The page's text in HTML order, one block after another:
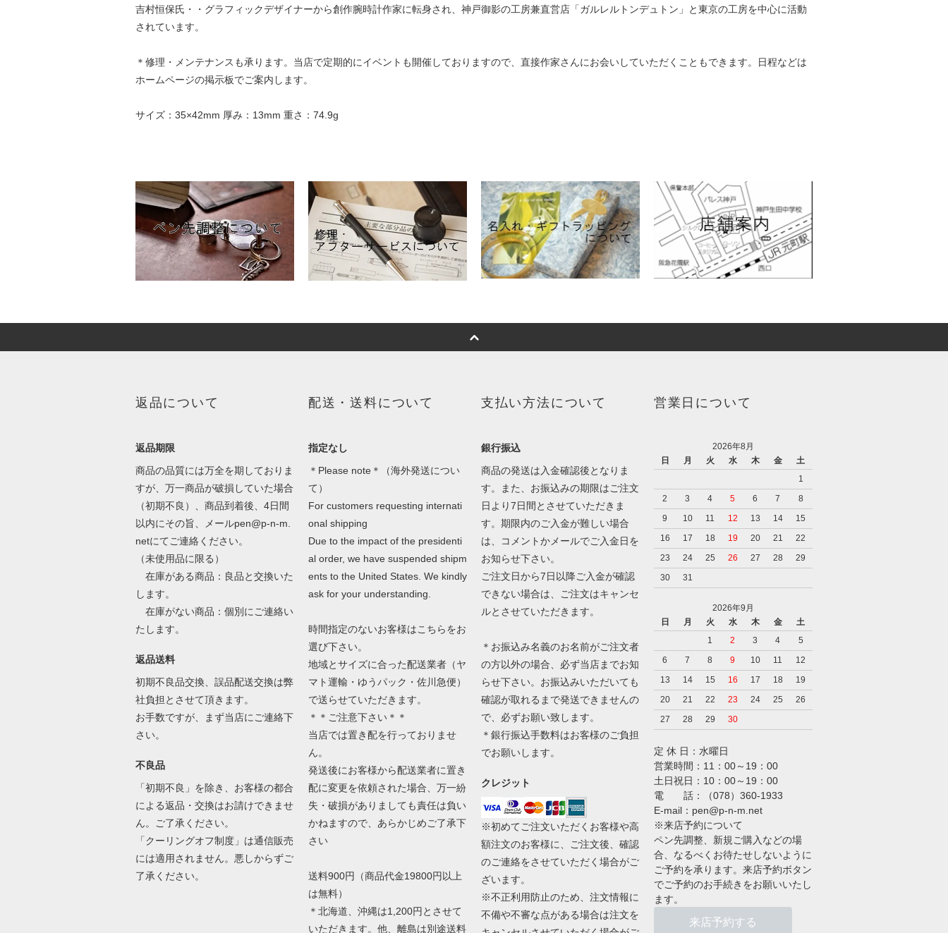
吉村恒保氏・・グラフィックデザイナーから創作腕時計作家に転身され、神戸御影の工房兼直営店「ガルレルトンデュトン」と東京の工房を中心に活動
されています。
＊修理・メンテナンスも承ります。当店で定期的にイベントも開催しておりますので、直接作家さんにお会いしていただくこともできます。日程などは
ホームページの掲示板でご案内します。
サイズ：35×42mm 厚み：13mm 重さ：74.9g
返品について
返品期限
商品の品質には万全を期しておりま
すが、万一商品が破損していた場合
（初期不良）、商品到着後、4日間
以内にその旨、メールpen@p-n-m.
netにてご連絡ください。
（未使用品に限る）
在庫がある商品：良品と交換いた
します。
在庫がない商品：個別にご連絡い
たします。
返品送料
初期不良品交換、誤品配送交換は弊
社負担とさせて頂きます。
お手数ですが、まず当店にご連絡下
さい。
不良品
「初期不良」を除き、お客様の都合
による返品・交換はお請けできませ
ん。ご了承ください。
「クーリングオフ制度」は通信販売
には適用されません。悪しからずご
了承ください。
配送・送料について
指定なし
＊Please note＊（海外発送につい
て）
For customers requesting internati
onal shipping
Due to the impact of the presidenti
al order, we have suspended shipm
ents to the United States. We kindly
ask for your understanding.
時間指定のないお客様はこちらをお
選び下さい。
地域とサイズに合った配送業者（ヤ
マト運輸・ゆうパック・佐川急便）
で送らせていただきます。
＊＊ご注意下さい＊＊
当店では置き配を行っておりませ
ん。
発送後にお客様から配送業者に置き
配に変更を依頼された場合、万一紛
失・破損がありましても責任は負い
かねますので、あらかじめご了承下
さい
送料900円（商品代金19800円以上
は無料）
＊北海道、沖縄は1,200円とさせて
いただきます。他、離島は別途送料
支払い方法について
銀行振込
商品の発送は入金確認後となりま
す。また、お振込みの期限はご注文
日より7日間とさせていただきま
す。期限内のご入金が難しい場合
は、コメントかメールでご入金日を
お知らせ下さい。
ご注文日から7日以降ご入金が確認
できない場合は、ご注文はキャンセ
ルとさせていただきます。
＊お振込み名義のお名前がご注文者
の方以外の場合、必ず当店までお知
らせ下さい。お振込みいただいても
確認が取れるまで発送できませんの
で、必ずお願い致します。
＊銀行振込手数料はお客様のご負担
でお願いします。
クレジット
※初めてご注文いただくお客様や高
額注文のお客様に、ご注文後、確認
のご連絡をさせていただく場合がご
ざいます。
※不正利用防止のため、注文情報に
不備や不審な点がある場合は注文を
営業日について
2026年8月
日
月 火 水 木 金
土
1
2
3 4 5 6 7
8
9
10 11 12 13 14
15
16
17 18 19 20 21
22
23
24 25 26 27 28
29
30
31
2026年9月
日
月 火 水 木 金
土
1
2 3 4
5
6
7 8 9 10 11
12
13
14 15 16 17 18
19
20
21 22 23 24 25
26
27
28 29 30
定 休 日：水曜日
営業時間：11：00～19：00
土日祝日：10：00～19：00
電 話：（078）360-1933
E-mail：pen@p-n-m.net
※来店予約について
ペン先調整、新規ご購入などの場
合、なるべくお待たせしないように
ご予約を承ります。来店予約ボタン
でご予約のお手続きをお願いいたし
ます。
来店予約する